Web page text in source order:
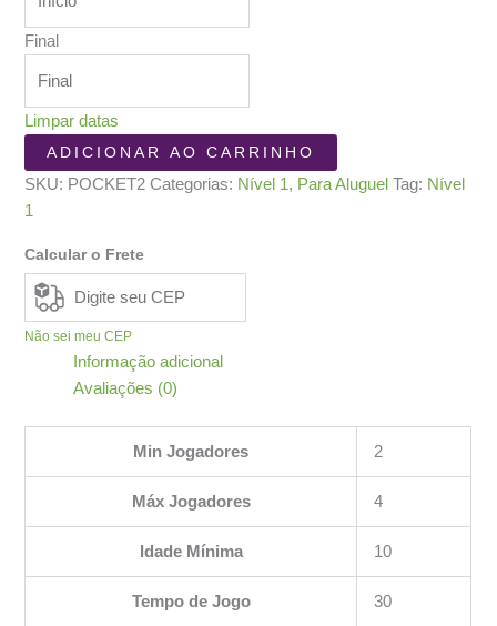
Final
Limpar datas
Pocket
Imperium
ADICIONAR AO CARRINHO
SKU: POCKET2 Categorias: Nível 1 , Para Aluguel Tag: Nível
1
Calcular o Frete
Não sei meu CEP
Informação adicional
Avaliações (0)
Min Jogadores 2
Máx Jogadores 4
Idade Mínima 10
Tempo de Jogo 30